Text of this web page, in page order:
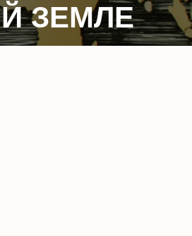
ЗЕМЛЕ